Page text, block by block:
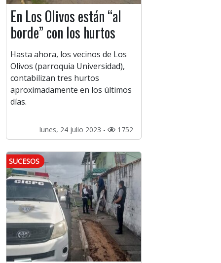
En Los Olivos están “al
borde” con los hurtos
Hasta ahora, los vecinos de Los
Olivos (parroquia Universidad),
contabilizan tres hurtos
aproximadamente en los últimos
días.
lunes, 24 julio 2023 - 1752
SUCESOS